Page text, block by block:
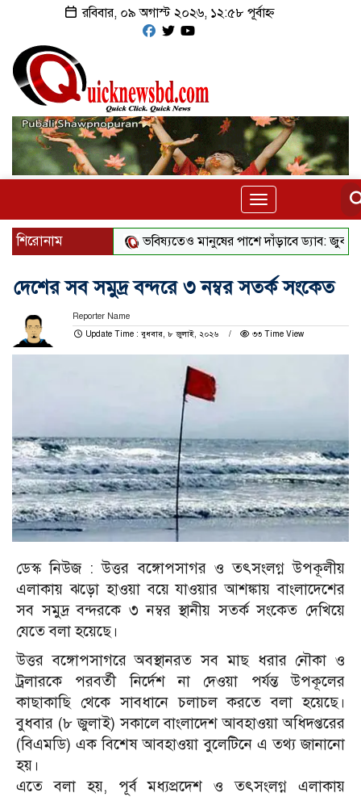
রবিবার, ০৯ অগাস্ট ২০২৬, ১২:৫৮ পূর্বাহ্ন
Toggle
navigation
শিরোনাম ভবিষ্যতেও মানুষের পাশে দাঁড়াবে ড্যাব: জুবাইদা
দেশের সব সমুদ্র বন্দরে ৩ নম্বর সতর্ক সংকেত
Reporter Name
Update Time : বুধবার, ৮ জুলাই, ২০২৬
৩৩ Time View
ডেস্ক নিউজ :উত্তর বঙ্গোপসাগর ও তৎসংলগ্ন উপকূলীয়
এলাকায় ঝড়ো হাওয়া বয়ে যাওয়ার আশঙ্কায় বাংলাদেশের
সব সমুদ্র বন্দরকে ৩ নম্বর স্থানীয় সতর্ক সংকেত দেখিয়ে
যেতে বলা হয়েছে।
উত্তর বঙ্গোপসাগরে অবস্থানরত সব মাছ ধরার নৌকা ও
ট্রলারকে পরবর্তী নির্দেশ না দেওয়া পর্যন্ত উপকূলের
কাছাকাছি থেকে সাবধানে চলাচল করতে বলা হয়েছে।
বুধবার (৮ জুলাই) সকালে বাংলাদেশ আবহাওয়া অধিদপ্তরের
(বিএমডি) এক বিশেষ আবহাওয়া বুলেটিনে এ তথ্য জানানো
হয়।
এতে বলা হয়, পূর্ব মধ্যপ্রদেশ ও তৎসংলগ্ন এলাকায়